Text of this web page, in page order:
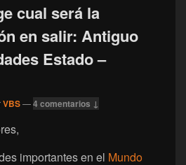
cual será la
en salir: Antiguo
Estado –
VBS—4 comentarios ↓
importantes en el Mundo